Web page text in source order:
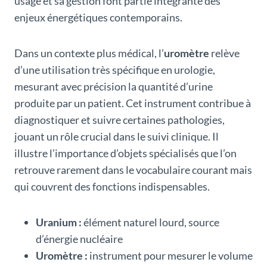
enjeux énergétiques contemporains.
Dans un contexte plus médical, l’uromètre relève
d’une utilisation très spécifique en urologie,
mesurant avec précision la quantité d’urine
produite par un patient. Cet instrument contribue à
diagnostiquer et suivre certaines pathologies,
jouant un rôle crucial dans le suivi clinique. Il
illustre l’importance d’objets spécialisés que l’on
retrouve rarement dans le vocabulaire courant mais
qui couvrent des fonctions indispensables.
Uranium :élément naturel lourd, source
d’énergie nucléaire
Uromètre : instrument pour mesurer le volume